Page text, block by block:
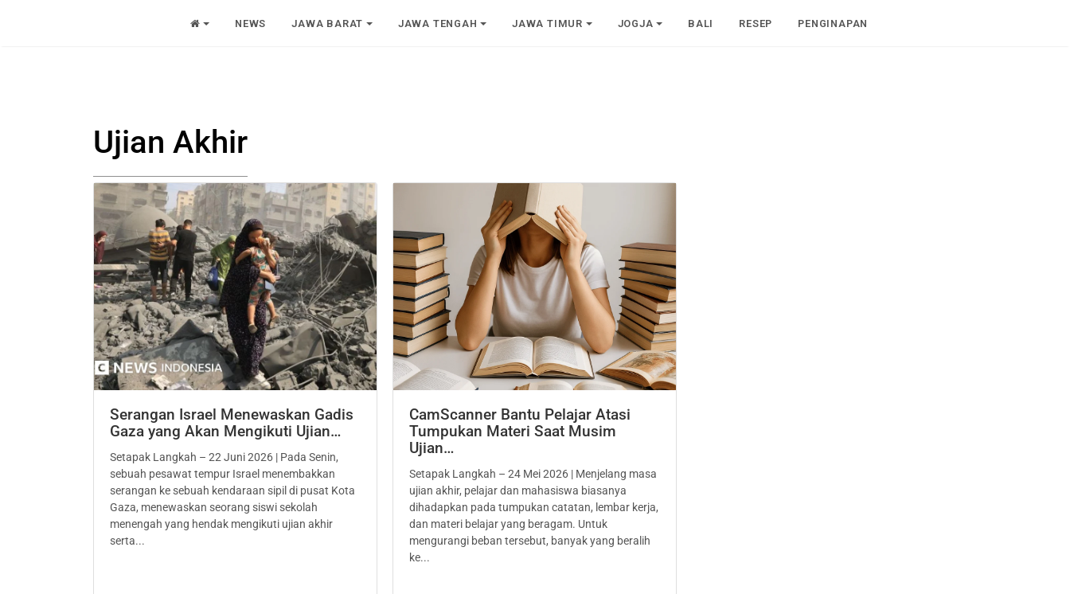
NEWS JAWA BARAT JAWA TENGAH JAWA TIMUR JOGJA BALI RESEP PENGINAPAN
Ujian Akhir
Serangan Israel Menewaskan Gadis
Gaza yang Akan Mengikuti Ujian…
Setapak Langkah – 22 Juni 2026 | Pada Senin,
sebuah pesawat tempur Israel menembakkan
serangan ke sebuah kendaraan sipil di pusat Kota
Gaza, menewaskan seorang siswi sekolah
menengah yang hendak mengikuti ujian akhir
serta...
CamScanner Bantu Pelajar Atasi
Tumpukan Materi Saat Musim
Ujian…
Setapak Langkah – 24 Mei 2026 | Menjelang masa
ujian akhir, pelajar dan mahasiswa biasanya
dihadapkan pada tumpukan catatan, lembar kerja,
dan materi belajar yang beragam. Untuk
mengurangi beban tersebut, banyak yang beralih
ke...